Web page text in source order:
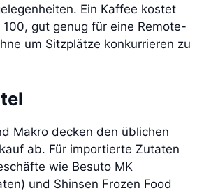
Ein Kaffee kostet
gut genug für eine Remote-
um Sitzplätze konkurrieren zu
Makro decken den üblichen
ab. Für importierte Zutaten
wie Besuto MK
und Shinsen Frozen Food